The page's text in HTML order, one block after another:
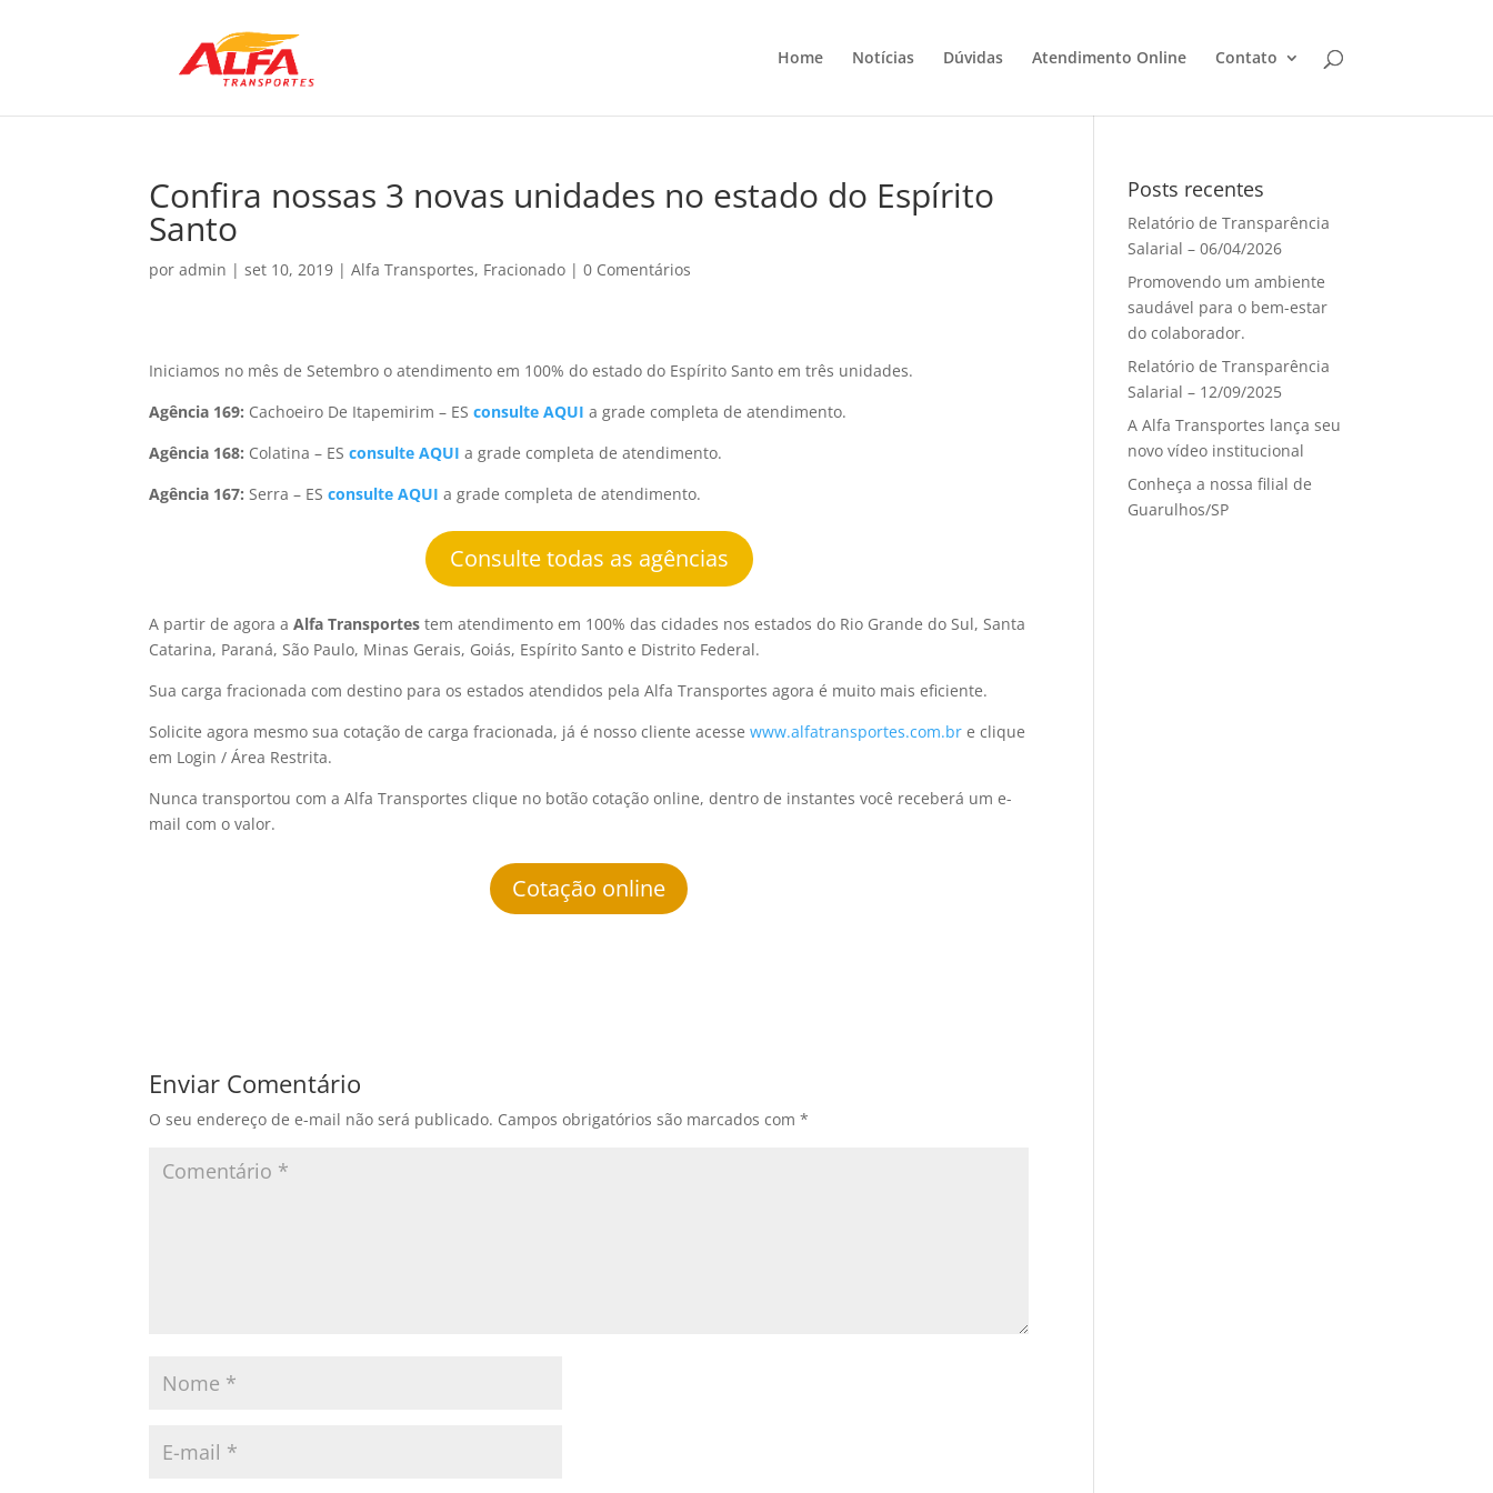
Home Notícias Dúvidas Atendimento Online Contato
Confira nossas 3 novas unidades no estado do Espírito
Santo
poradmin |set 10, 2019 |Alfa Transportes, Fracionado |0 Comentários
Iniciamos no mês de Setembro o atendimento em 100% do estado do Espírito Santo em três unidades.
Agência 169: Cachoeiro De Itapemirim – ESconsulte AQUI a grade completa de atendimento.
Agência 168: Colatina – ESconsulte AQUI a grade completa de atendimento.
Agência 167:Serra – ESconsulte AQUI a grade completa de atendimento.
Consulte todas as agências
A partir de agora aAlfa Transportes tem atendimento em 100% das cidades nos estados do Rio Grande do Sul, Santa
Catarina, Paraná, São Paulo, Minas Gerais, Goiás, Espírito Santo e Distrito Federal.
Sua carga fracionada com destino para os estados atendidos pela Alfa Transportes agora é muito mais eficiente.
Solicite agora mesmo sua cotação de carga fracionada, já é nosso cliente acessewww.alfatransportes.com.br e clique
em Login / Área Restrita.
Nunca transportou com a Alfa Transportes clique no botão cotação online, dentro de instantes você receberá um e-
mail com o valor.
Cotação online
Enviar Comentário
O seu endereço de e-mail não será publicado. Campos obrigatórios são marcados com*
Posts recentes
Relatório de Transparência
Salarial – 06/04/2026
Promovendo um ambiente
saudável para o bem-estar
do colaborador.
Relatório de Transparência
Salarial – 12/09/2025
A Alfa Transportes lança seu
novo vídeo institucional
Conheça a nossa filial de
Guarulhos/SP